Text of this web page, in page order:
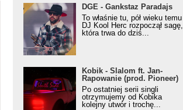
donGURALesko z nagrodą za
Klasyczny/Trueschoolowy
Album Roku (Popkillery 2023)
DGE - Gankstaz Paradajs
To właśnie tu, pół wieku temu
DJ Kool Herc rozpoczął sagę,
która trwa do dziś...
Kobik - Slalom ft. Jan-
Rapowanie (prod. Pioneer)
[Official Music Visualiser]
Kobik - Slalom ft. Jan-
Rapowanie (prod. Pioneer)
Po ostatniej serii singli
otrzymujemy od Kobika
kolejny utwór i trochę...